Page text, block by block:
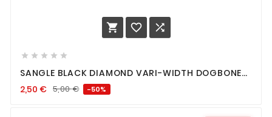
  
    
SANGLE BLACK DIAMOND VARI-WIDTH DOGBONE
2,50 € 5,00€ -50%